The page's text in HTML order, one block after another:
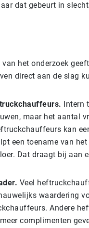
dat gebeurt in
het onderzoek
direct aan de slag
Intern
maar het aantal
kan
een toename van
Dat draagt bij aan
Veel
waardering
Andere
complimenten